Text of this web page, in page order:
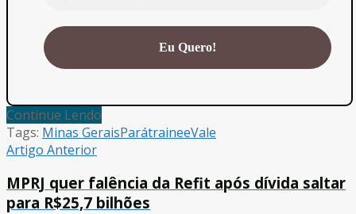
Continue Lendo
Tags: Minas GeraisParátraineeVale
Artigo Anterior
MPRJ quer falência da Refit após dívida saltar
para R$25,7 bilhões